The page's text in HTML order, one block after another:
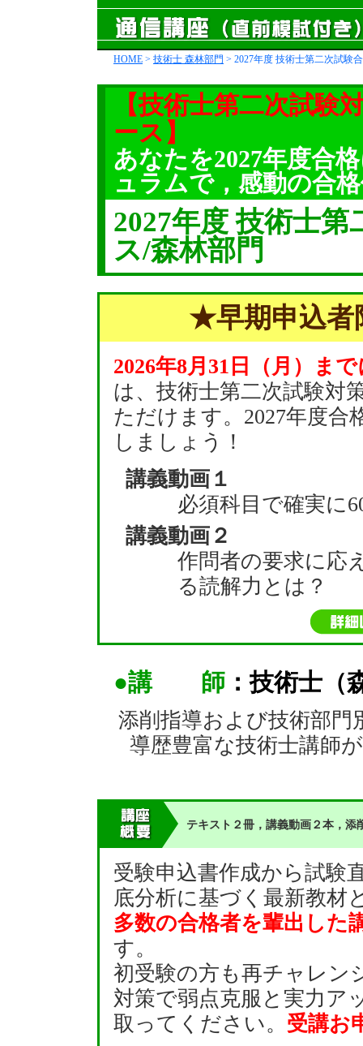
HOME > 技術士 森林部門 > 2027年度 技術士第二次試験
【技術士第二次試験
ース】
あなたを2027年度合
ュラムで，感動の合
2027年度 技術士
ス/森林部門
★早期申込者
2026年8月31日（月）ま
は、技術士第二次試験対
ただけます。2027年度合
しましょう！
講義動画１
必須科目で確実に
講義動画２
作問者の要求に応
る読解力とは？
●講 師 ：技術士（
添削指導および技術部
導歴豊富な技術士講師
テキスト２冊，講義動画２本，添
受験申込書作成から試験
底分析に基づく最新教材
多数の合格者を輩出した
す。
初受験の方も再チャレン
対策で弱点克服と実力ア
取ってください。 受講お